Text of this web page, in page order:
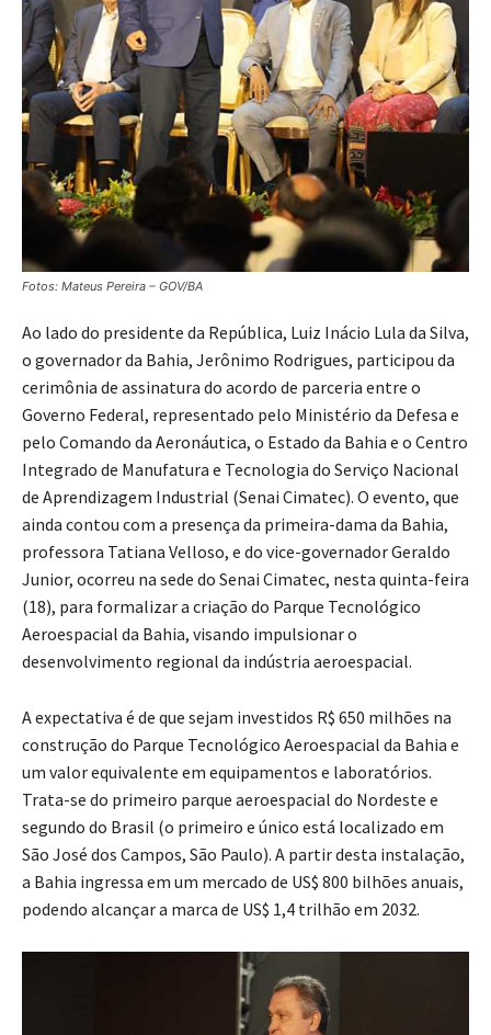
Fotos: Mateus Pereira – GOV/BA
Ao lado do presidente da República, Luiz Inácio Lula da Silva,
o governador da Bahia, Jerônimo Rodrigues, participou da
cerimônia de assinatura do acordo de parceria entre o
Governo Federal, representado pelo Ministério da Defesa e
pelo Comando da Aeronáutica, o Estado da Bahia e o Centro
Integrado de Manufatura e Tecnologia do Serviço Nacional
de Aprendizagem Industrial (Senai Cimatec). O evento, que
ainda contou com a presença da primeira-dama da Bahia,
professora Tatiana Velloso, e do vice-governador Geraldo
Junior, ocorreu na sede do Senai Cimatec, nesta quinta-feira
(18), para formalizar a criação do Parque Tecnológico
Aeroespacial da Bahia, visando impulsionar o
desenvolvimento regional da indústria aeroespacial.
A expectativa é de que sejam investidos R$ 650 milhões na
construção do Parque Tecnológico Aeroespacial da Bahia e
um valor equivalente em equipamentos e laboratórios.
Trata-se do primeiro parque aeroespacial do Nordeste e
segundo do Brasil (o primeiro e único está localizado em
São José dos Campos, São Paulo). A partir desta instalação,
a Bahia ingressa em um mercado de US$ 800 bilhões anuais,
podendo alcançar a marca de US$ 1,4 trilhão em 2032.